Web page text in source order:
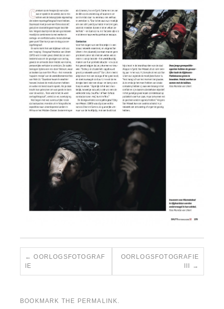
OORLOGSFOTOGRAF
IE
OORLOGSFOTOGRAFIE
BOOKMARK THE PERMALINK.